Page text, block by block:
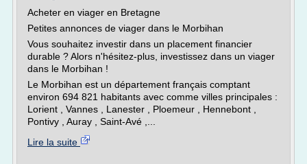
Acheter en viager en Bretagne
Petites annonces de viager dans le Morbihan
Vous souhaitez investir dans un placement financier
durable ? Alors n'hésitez-plus, investissez dans un viager
dans le Morbihan !
Le Morbihan est un département français comptant
environ 694 821 habitants avec comme villes principales :
Lorient , Vannes , Lanester , Ploemeur , Hennebont ,
Pontivy , Auray , Saint-Avé ,...
Lire la suite